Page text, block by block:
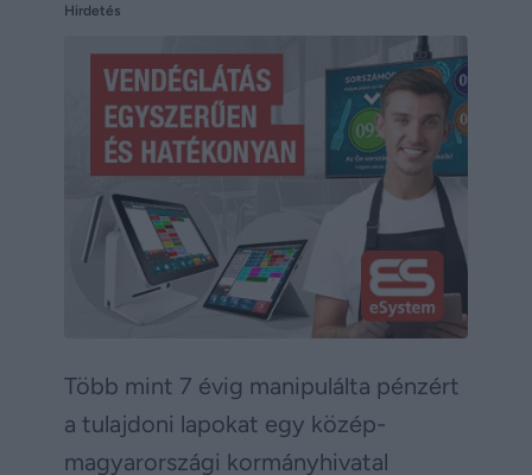
Hirdetés
Több mint 7 évig manipulálta pénzért
a tulajdoni lapokat egy közép-
magyarországi kormányhivatal